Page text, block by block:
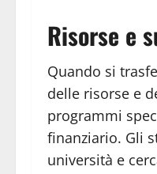
Risorse e
Quando si
delle risorse e
programmi
finanziario. Gli
università e